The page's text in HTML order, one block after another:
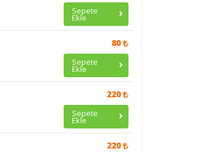
Sepete
Ekle
80
Sepete
Ekle
220
Sepete
Ekle
220